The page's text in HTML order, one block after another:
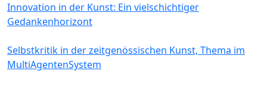
Innovation in der Kunst: Ein vielschichtiger
Gedankenhorizont
Selbstkritik in der zeitgenössischen Kunst, Thema im
MultiAgentenSystem